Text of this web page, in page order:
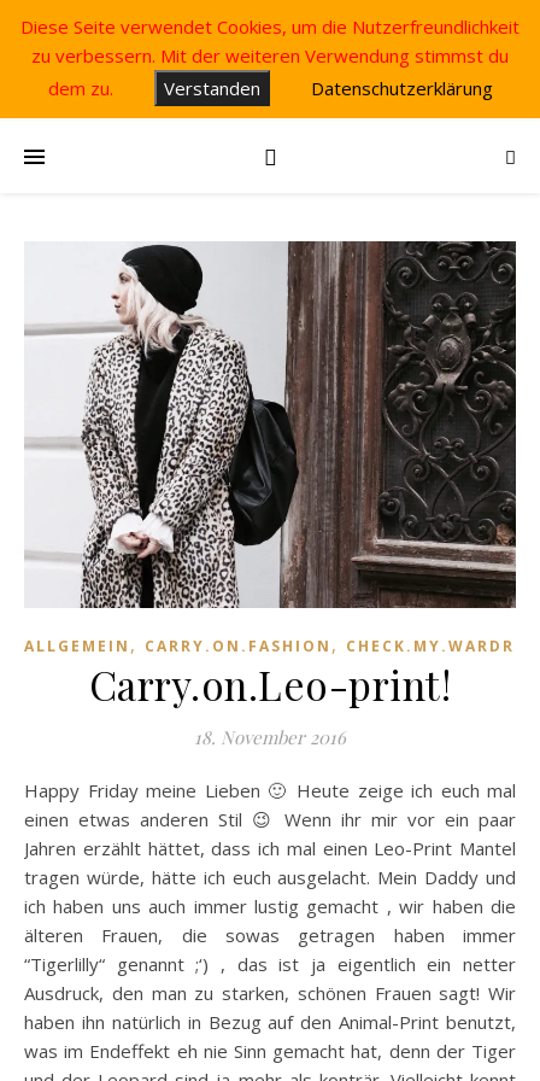
ALLGEMEIN , CARRY.ON.FASHION ,
Carry.on.Leo-print!
18. November 2016
Happy Friday meine Lieben 🙂 Heute zeige ich euch mal
einen etwas anderen Stil 😉 Wenn ihr mir vor ein paar
Jahren erzählt hättet, dass ich mal einen Leo-Print Mantel
tragen würde, hätte ich euch ausgelacht. Mein Daddy und
ich haben uns auch immer lustig gemacht , wir haben die
älteren Frauen, die sowas getragen haben immer
“Tigerlilly“ genannt ;‘) , das ist ja eigentlich ein netter
Ausdruck, den man zu starken, schönen Frauen sagt! Wir
haben ihn natürlich in Bezug auf den Animal-Print benutzt,
was im Endeffekt eh nie Sinn gemacht hat, denn der Tiger
Diese Seite verwendet Cookies, um die Nutzerfreundlichkeit
zu verbessern. Mit der weiteren Verwendung stimmst du
dem zu.
Verstanden Datenschutzerklärung